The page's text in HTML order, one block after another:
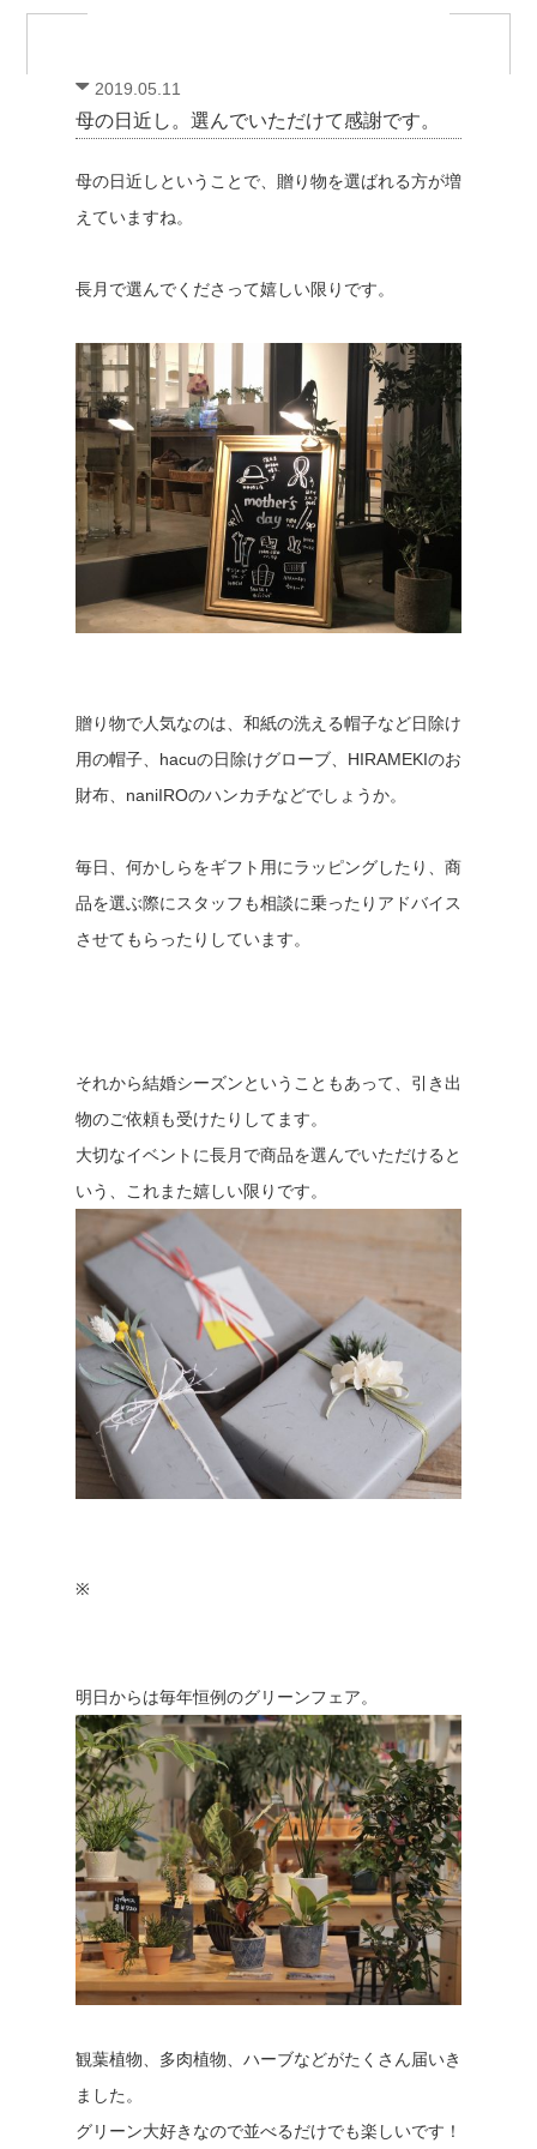
2019.05.11
母の日近し。選んでいただけて感謝です。
母の日近しということで、贈り物を選ばれる方が増
えていますね。
長月で選んでくださって嬉しい限りです。
贈り物で人気なのは、和紙の洗える帽子など日除け
用の帽子、hacuの日除けグローブ、HIRAMEKIのお
財布、naniIROのハンカチなどでしょうか。
毎日、何かしらをギフト用にラッピングしたり、商
品を選ぶ際にスタッフも相談に乗ったりアドバイス
させてもらったりしています。
それから結婚シーズンということもあって、引き出
物のご依頼も受けたりしてます。
大切なイベントに長月で商品を選んでいただけると
いう、これまた嬉しい限りです。
※
明日からは毎年恒例のグリーンフェア。
観葉植物、多肉植物、ハーブなどがたくさん届いき
ました。
グリーン大好きなので並べるだけでも楽しいです！